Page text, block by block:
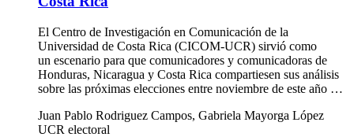
El Centro de Investigación en Comunicación de la
Universidad de Costa Rica (CICOM-UCR) sirvió como
un escenario para que comunicadores y comunicadoras de
Honduras, Nicaragua y Costa Rica compartiesen sus análisis
sobre las próximas elecciones entre noviembre de este año …
Juan Pablo Rodriguez Campos, Gabriela Mayorga López
UCR electoral